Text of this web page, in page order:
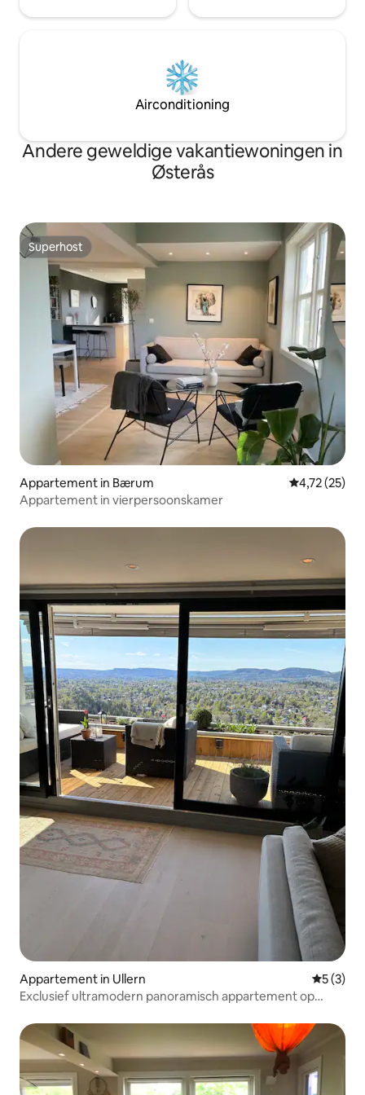
Airconditioning
Andere geweldige vakantiewoningen in
Østerås
Superhost
Superhost
Appartement in Bærum Gemiddelde
4,72 (25)
Appartement in vierpersoonskamer
Appartement in Ullern
5 (3)
Exclusief ultramodern panoramisch appartement op